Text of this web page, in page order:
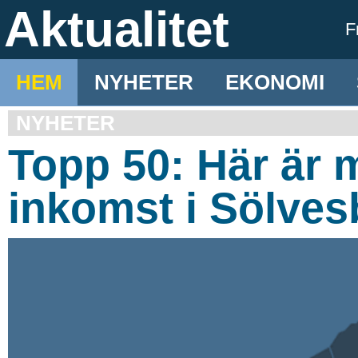
Aktualitet
HEM NYHETER EKONOMI
NYHETER
Topp 50: Här är
inkomst i